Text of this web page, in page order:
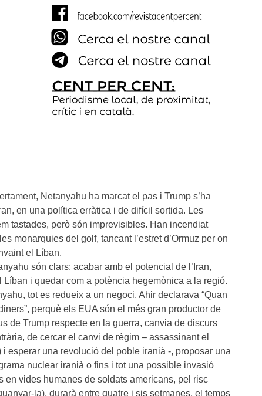
Netanyahu ha marcat el pas i Trump s’ha
en una política erràtica i de difícil sortida. Les
tastades, però són imprevisibles. Han incendiat
monarquies del golf, tancant l’estret d’Ormuz per on
el Líban.
són clars: acabar amb el potencial de l’Iran,
i quedar com a potència hegemònica a la regió.
tot es redueix a un negoci. Ahir declarava “Quan
perquè els EUA són el més gran productor de
de Trump respecte en la guerra, canvia de discurs
de cercar el canvi de règim – assassinant el
esperar una revolució del poble iranià -, proposar una
nuclear iranià o fins i tot una possible invasió
en vides humanes de soldats americans, pel risc
la), durarà entre quatre i sis setmanes, el temps